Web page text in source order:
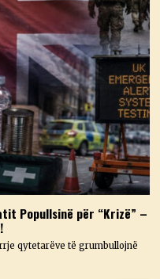
Popullsinë për “Krizë” –
qytetarëve të grumbullojnë